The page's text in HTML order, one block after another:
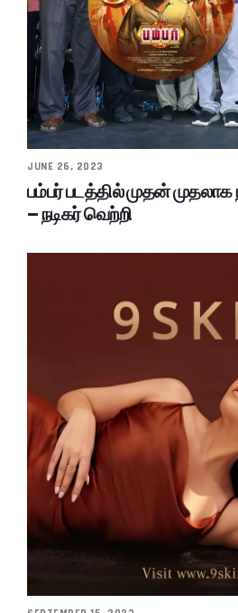
JUNE 26, 2023
பம்பர் படத்தில் முதன்
– நடிகர் வெற்றி